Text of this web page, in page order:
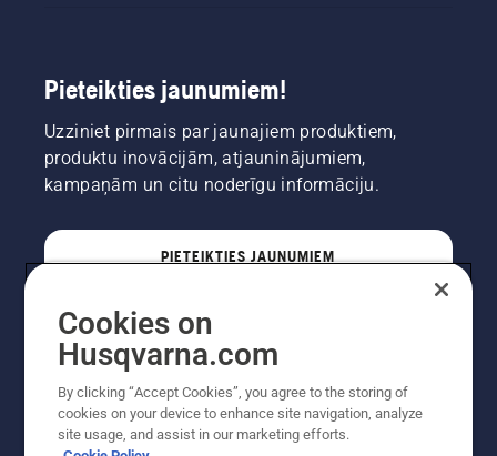
Pieteikties jaunumiem!
Uzziniet pirmais par jaunajiem produktiem,
produktu inovācijām, atjauninājumiem,
kampaņām un citu noderīgu informāciju.
PIETEIKTIES JAUNUMIEM
Cookies on
Husqvarna.com
By clicking “Accept Cookies”, you agree to the storing of
cookies on your device to enhance site navigation, analyze
site usage, and assist in our marketing efforts.